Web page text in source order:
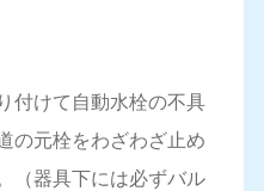
付けて自動水栓の不具
の元栓をわざわざ止め
（器具下には必ずバル